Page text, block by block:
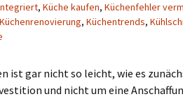
, Küche kaufen, Küchenfehler
Küchenrenovierung, Küchentrends,
ist gar nicht so leicht, wie es
und nicht um eine